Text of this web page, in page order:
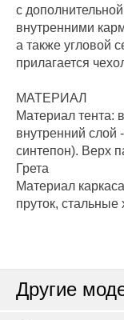
с
внутренними
а также угловой
прилагается
МАТЕРИАЛ
Материал тента:
внутренний слой
синтепон). Верх
Грета
Материал
пруток, стальные
Другие